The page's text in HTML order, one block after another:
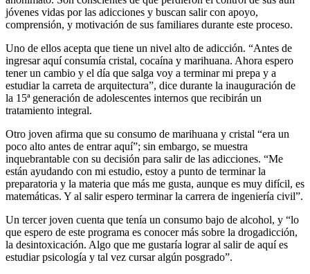
jóvenes vidas por las adicciones y buscan salir con apoyo,
comprensión, y motivación de sus familiares durante este proceso.
Uno de ellos acepta que tiene un nivel alto de adicción. “Antes de
ingresar aquí consumía cristal, cocaína y marihuana. Ahora espero
tener un cambio y el día que salga voy a terminar mi prepa y a
estudiar la carreta de arquitectura”, dice durante la inauguración de
la 15ª generación de adolescentes internos que recibirán un
tratamiento integral.
Otro joven afirma que su consumo de marihuana y cristal “era un
poco alto antes de entrar aquí”; sin embargo, se muestra
inquebrantable con su decisión para salir de las adicciones. “Me
están ayudando con mi estudio, estoy a punto de terminar la
preparatoria y la materia que más me gusta, aunque es muy difícil, es
matemáticas. Y al salir espero terminar la carrera de ingeniería civil”.
Un tercer joven cuenta que tenía un consumo bajo de alcohol, y “lo
que espero de este programa es conocer más sobre la drogadicción,
la desintoxicación. Algo que me gustaría lograr al salir de aquí es
estudiar psicología y tal vez cursar algún posgrado”.